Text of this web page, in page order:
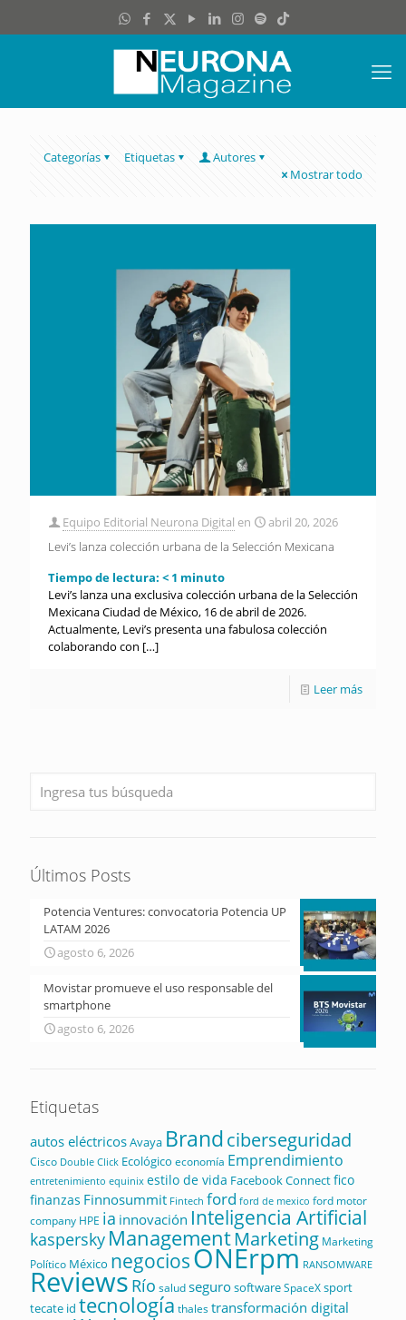
Categorías Etiquetas
Autores
Mostrar todo
Equipo Editorial Neurona Digital en
abril 20, 2026
Levi’s lanza colección urbana de la Selección Mexicana
Tiempo de lectura: < 1 minuto
Levi’s lanza una exclusiva colección urbana de la Selección
Mexicana Ciudad de México, 16 de abril de 2026.
Actualmente, Levi’s presenta una fabulosa colección
colaborando con […]
Leer más
Últimos Posts
Potencia Ventures: convocatoria Potencia UP
LATAM 2026
agosto 6, 2026
Movistar promueve el uso responsable del
smartphone
agosto 6, 2026
Etiquetas
autos eléctricosAvaya Brandciberseguridad
Cisco Double Click Ecológico economía Emprendimiento
entretenimiento equinix estilo de vida Facebook Connectfico
finanzas Finnosummit Fintech ford ford de mexico ford motor
company HPE ia innovación Inteligencia Artificial
kaspersky ManagementMarketing Marketing
Político México negociosONErpm RANSOMWARE
Reviews Río saludsegurosoftwareSpaceXsport
tecate id tecnología thalestransformación digital